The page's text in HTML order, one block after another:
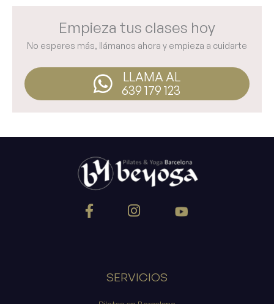
Empieza tus clases hoy
No esperes más, llámanos ahora y empieza a cuidarte
LLAMA AL
639 179 123
SERVICIOS